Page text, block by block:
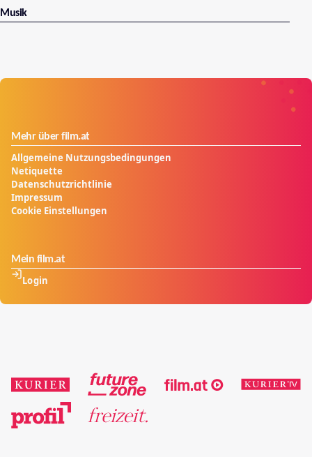
Musik
Mehr über film.at
Allgemeine Nutzungsbedingungen
Netiquette
Datenschutzrichtlinie
Impressum
Cookie Einstellungen
Mein film.at
Login